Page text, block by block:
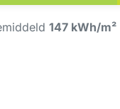
147 kWh/m²